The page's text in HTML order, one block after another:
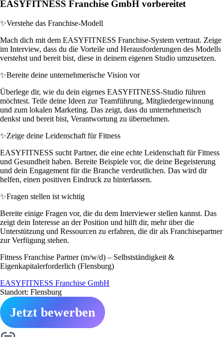
EASYFITNESS Franchise GmbH vorbereitet
✨Verstehe das Franchise-Modell
Mach dich mit dem EASYFITNESS Franchise-System vertraut. Zeige
im Interview, dass du die Vorteile und Herausforderungen des Modells
verstehst und bereit bist, diese in deinem eigenen Studio umzusetzen.
✨Bereite deine unternehmerische Vision vor
Überlege dir, wie du dein eigenes EASYFITNESS-Studio führen
möchtest. Teile deine Ideen zur Teamführung, Mitgliedergewinnung
und zum lokalen Marketing. Das zeigt, dass du unternehmerisch
denkst und bereit bist, Verantwortung zu übernehmen.
✨Zeige deine Leidenschaft für Fitness
EASYFITNESS sucht Partner, die eine echte Leidenschaft für Fitness
und Gesundheit haben. Bereite Beispiele vor, die deine Begeisterung
und dein Engagement für die Branche verdeutlichen. Das wird dir
helfen, einen positiven Eindruck zu hinterlassen.
✨Fragen stellen ist wichtig
Bereite einige Fragen vor, die du dem Interviewer stellen kannst. Das
zeigt dein Interesse an der Position und hilft dir, mehr über die
Unterstützung und Ressourcen zu erfahren, die dir als Franchisepartner
zur Verfügung stehen.
Fitness Franchise Partner (m/w/d) – Selbstständigkeit &
Eigenkapitalerforderlich (Flensburg)
EASYFITNESS Franchise GmbH
Standort: Flensburg
Jetzt bewerben